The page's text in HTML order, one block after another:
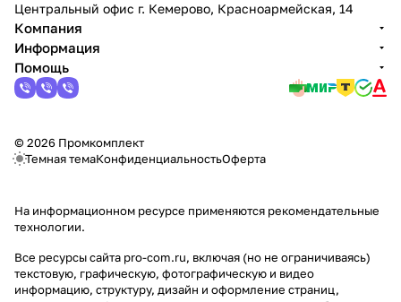
Центральный офис г. Кемерово, Красноармейская, 14
Компания
Информация
Помощь
© 2026 Промкомплект
Темная темаКонфиденциальностьОферта
На информационном ресурсе применяются рекомендательные
технологии.
Все ресурсы сайта pro-com.ru, включая (но не ограничиваясь)
текстовую, графическую, фотографическую и видео
информацию, структуру, дизайн и оформление страниц,